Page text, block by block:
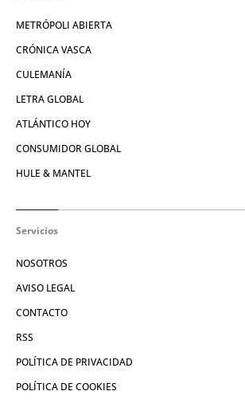
METRÓPOLI ABIERTA
CRÓNICA VASCA
CULEMANÍA
LETRA GLOBAL
ATLÁNTICO HOY
CONSUMIDOR GLOBAL
HULE & MANTEL
Servicios
NOSOTROS
AVISO LEGAL
CONTACTO
RSS
POLÍTICA DE PRIVACIDAD
POLÍTICA DE COOKIES